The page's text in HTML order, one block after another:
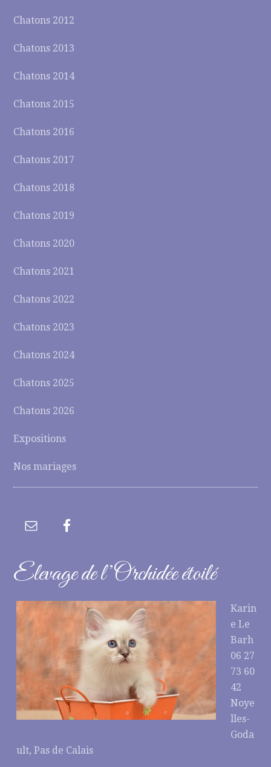
Chatons 2012
Chatons 2013
Chatons 2014
Chatons 2015
Chatons 2016
Chatons 2017
Chatons 2018
Chatons 2019
Chatons 2020
Chatons 2021
Chatons 2022
Chatons 2023
Chatons 2024
Chatons 2025
Chatons 2026
Expositions
Nos mariages
Elevage de l’Orchidée étoilé
Karin
e Le
Barh
06 27
73 60
42
Noye
lles-
Goda
ult, Pas de Calais